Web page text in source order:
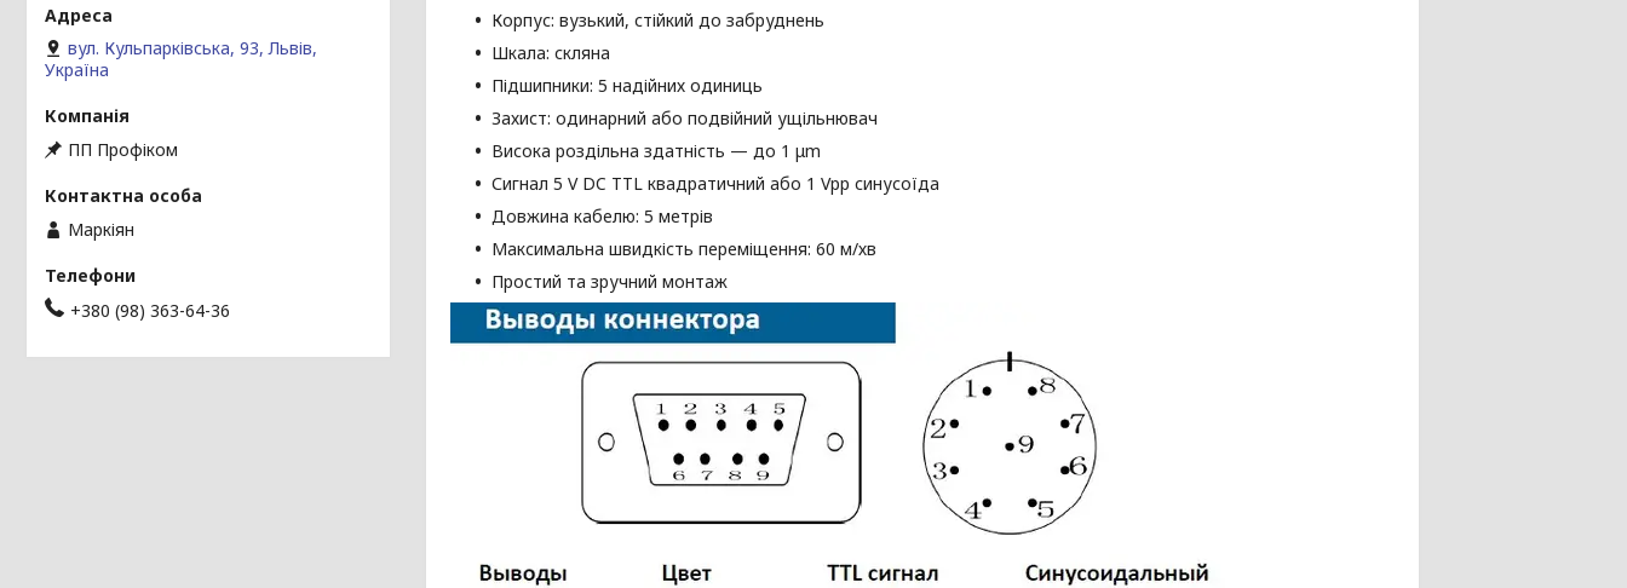
Корпус: вузький, стійкий до забруднень
Шкала: скляна
Підшипники: 5 надійних одиниць
Захист: одинарний або подвійний ущільнювач
Висока роздільна здатність — до 1 μm
Сигнал 5 V DC TTL квадратичний або 1 Vpp синусоїда
Довжина кабелю: 5 метрів
Максимальна швидкість переміщення: 60 м/хв
Простий та зручний монтаж
вул. Кульпарківська, 93, Львів,
Україна
ПП Профіком
Маркіян
+380 (98) 363-64-36